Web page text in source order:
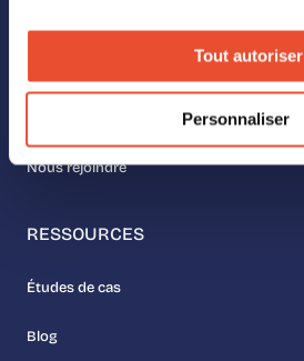
Tout autoriser
Personnaliser
Nous rejoindre
RESSOURCES
Études de cas
Blog